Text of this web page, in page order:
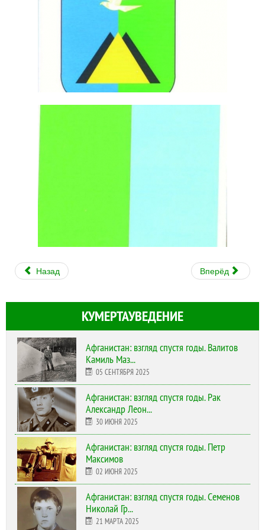
Назад Вперёд
КУМЕРТАУВЕДЕНИЕ
Афганистан: взгляд спустя годы. Валитов
Камиль Маз...
05 СЕНТЯБРЯ 2025
Афганистан: взгляд спустя годы. Рак
Александр Леон...
30 ИЮНЯ 2025
Афганистан: взгляд спустя годы. Петр
Максимов
02 ИЮНЯ 2025
Афганистан: взгляд спустя годы. Семенов
Николай Гр...
21 МАРТА 2025